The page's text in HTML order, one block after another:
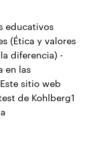
educativos
(Ética y valores
diferencia) -
en las
sitio web
de Kohlberg1